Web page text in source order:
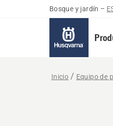
Bosque y jardín –
Inicio Equipo de